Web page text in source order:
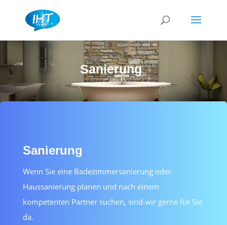
Sanierung
Sanierung
Wenn Sie eine Badezimmersanierung oder
Haussanierung planen und nach einem
kompetenten Partner suchen, sind wir gerne für Sie
da.